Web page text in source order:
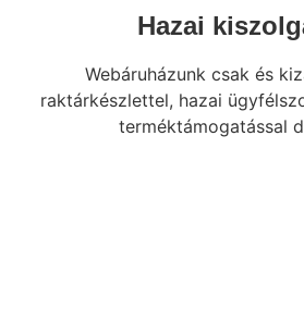
Hazai
Webáruházunk csak és
raktárkészlettel, hazai
terméktámogatással